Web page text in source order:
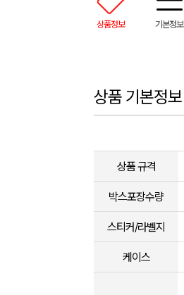
상품정보 기본정보
상품 기본정보
상품 규격
박스포장수량
스티커/라벨지
케이스